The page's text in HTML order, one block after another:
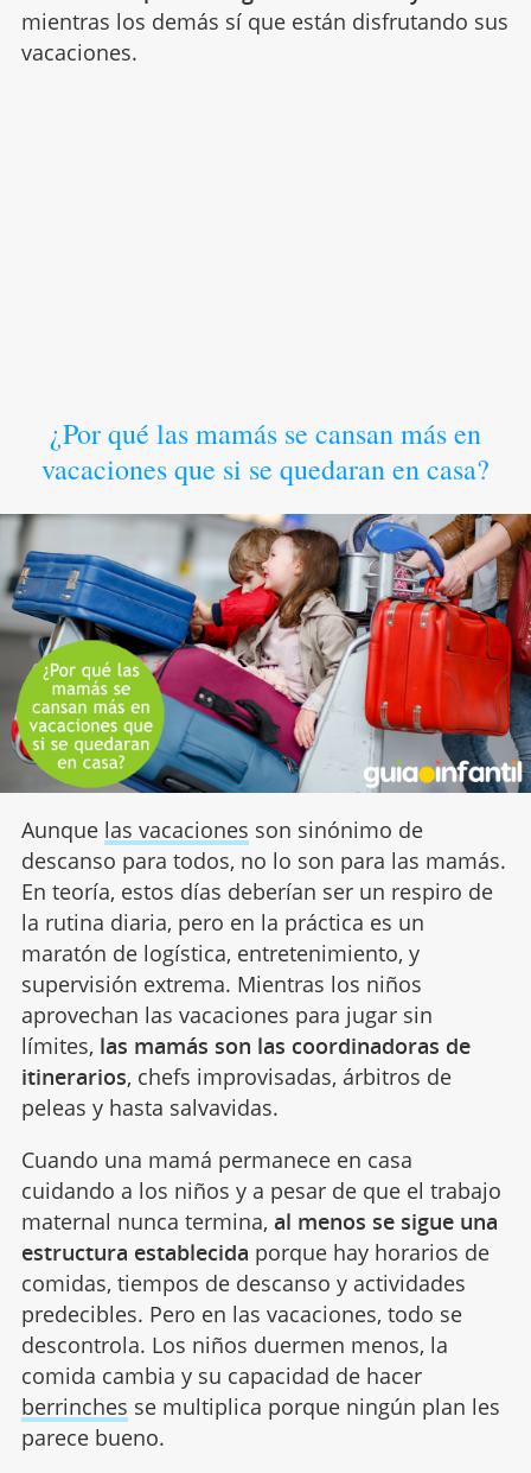
mientras los demás sí que están disfrutando sus
vacaciones.
¿Por qué las mamás se cansan más en
vacaciones que si se quedaran en casa?
Aunque las vacaciones son sinónimo de
descanso para todos, no lo son para las mamás.
En teoría, estos días deberían ser un respiro de
la rutina diaria, pero en la práctica es un
maratón de logística, entretenimiento, y
supervisión extrema. Mientras los niños
aprovechan las vacaciones para jugar sin
límites, las mamás son las coordinadoras de
itinerarios, chefs improvisadas, árbitros de
peleas y hasta salvavidas.
Cuando una mamá permanece en casa
cuidando a los niños y a pesar de que el trabajo
maternal nunca termina, al menos se sigue una
estructura establecida porque hay horarios de
comidas, tiempos de descanso y actividades
predecibles. Pero en las vacaciones, todo se
descontrola. Los niños duermen menos, la
comida cambia y su capacidad de hacer
berrinches se multiplica porque ningún plan les
parece bueno.